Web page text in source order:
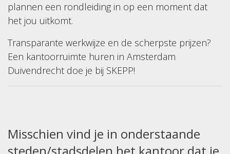
plannen een rondleiding in op een moment dat
het jou uitkomt.
Transparante werkwijze en de scherpste prijzen?
Een kantoorruimte huren in Amsterdam
Duivendrecht doe je bij SKEPP!
Misschien vind je in onderstaande